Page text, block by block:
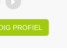
PROFIEL